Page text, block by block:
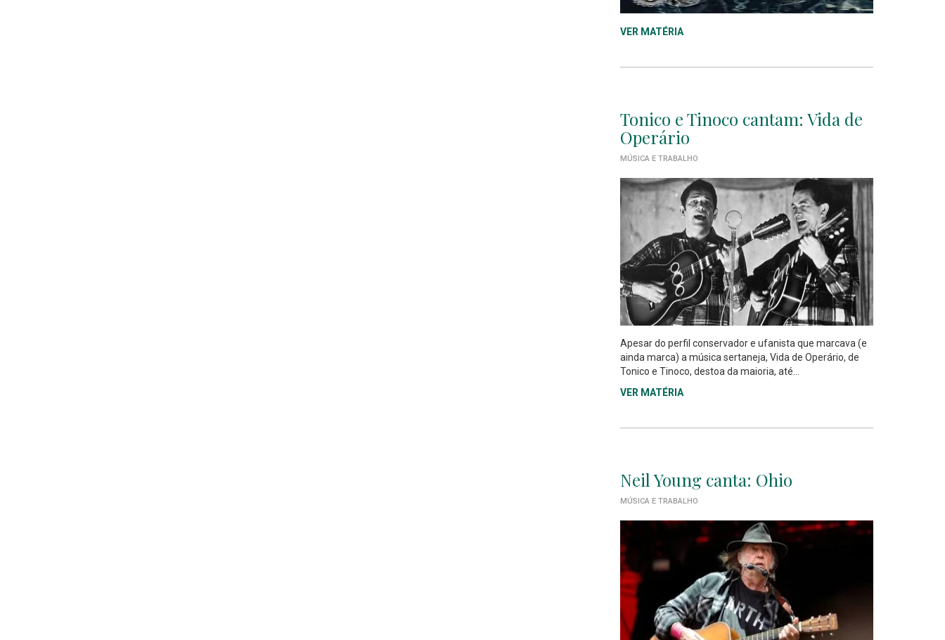
VER MATÉRIA
Tonico e Tinoco cantam: Vida de
Operário
MÚSICA E TRABALHO
Apesar do perfil conservador e ufanista que marcava (e
ainda marca) a música sertaneja, Vida de Operário, de
Tonico e Tinoco, destoa da maioria, até...
VER MATÉRIA
Neil Young canta: Ohio
MÚSICA E TRABALHO